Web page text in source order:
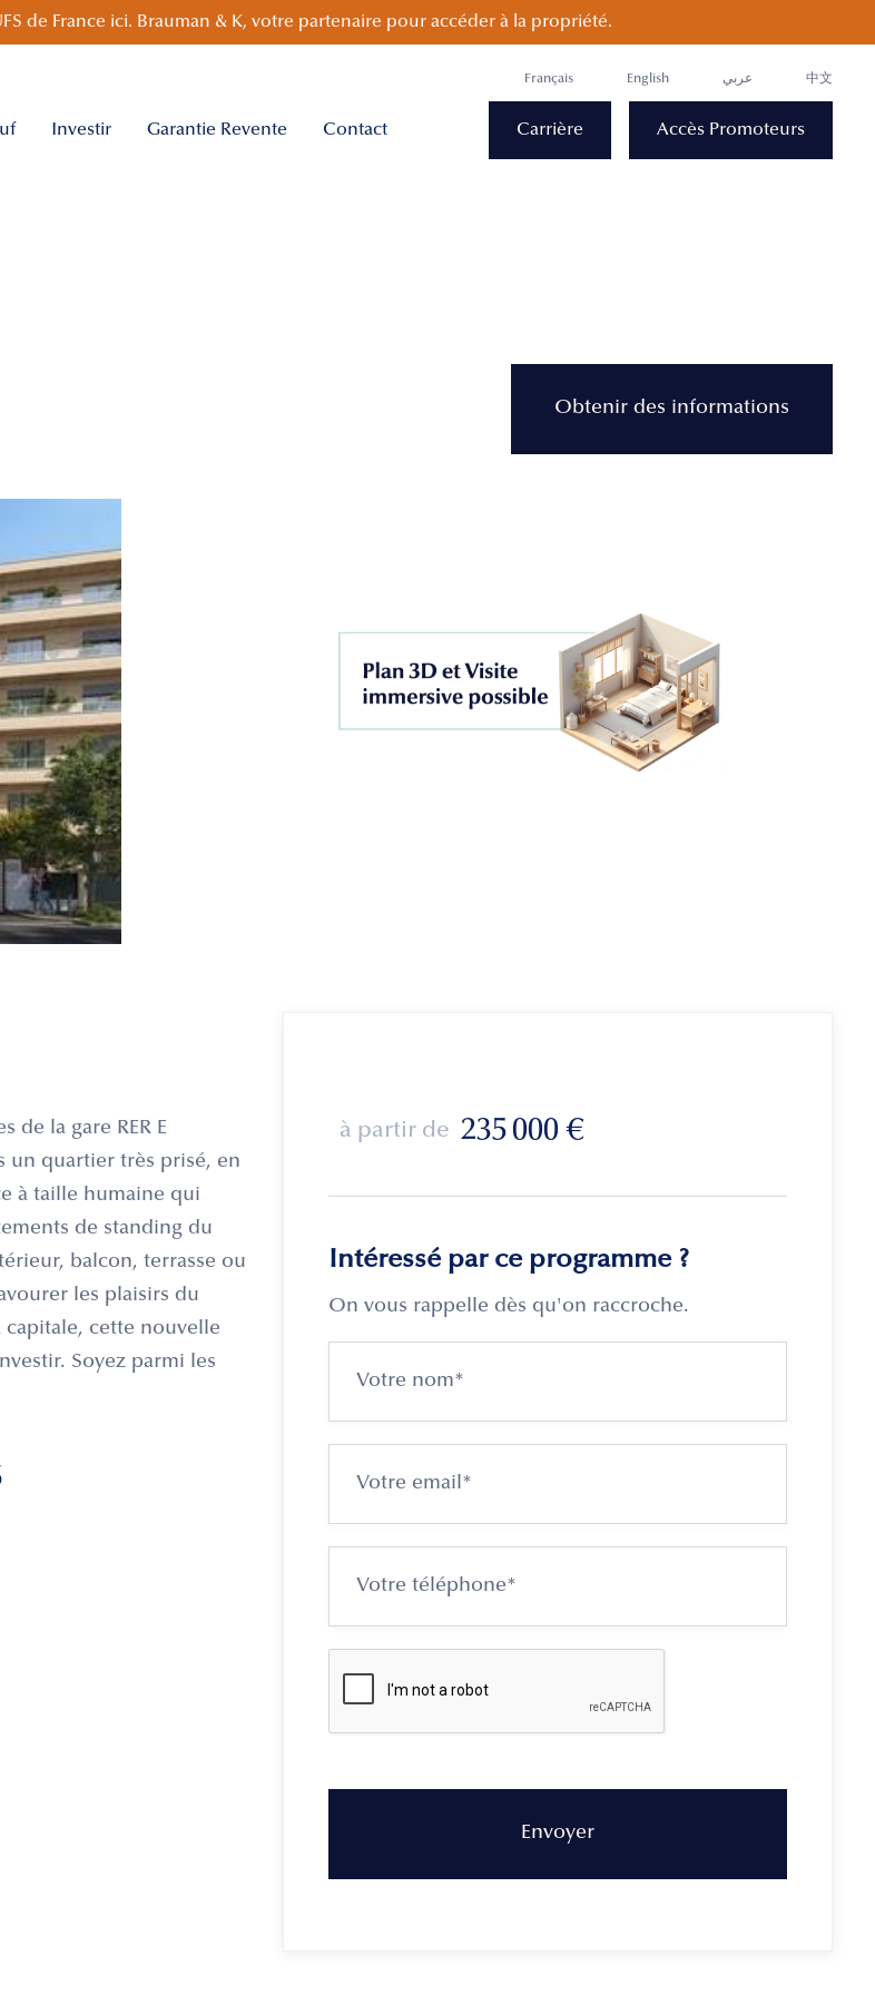
de France ici. Brauman & K, votre partenaire pour accéder à la propriété.
Français English عربي 中文
Investir Garantie Revente Contact Carrière Accès Promoteurs
Obtenir des informations
de la gare RER E
un quartier très prisé, en
à taille humaine qui
de standing du
balcon, terrasse ou
les plaisirs du
cette nouvelle
Soyez parmi les
à partir de 235 000 €
Intéressé par ce programme ?
On vous rappelle dès qu'on raccroche.